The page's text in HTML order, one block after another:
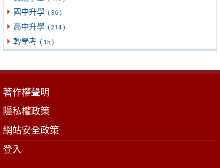
國中升學 ( 36 )
高中升學 ( 214 )
轉學考 ( 15 )
著作權聲明
隱私權政策
網站安全政策
登入